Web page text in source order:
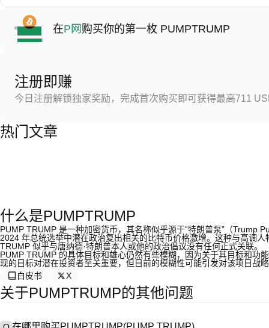
在P网 购买你的第一枚 PUMPTRUMP
注册即赚
今日注册解锁独家奖励，完成首次购买即可获得最高711
热门文章
什么是PUMPTRUMP
PUMP TRUMP 是一种加密货币，其名称似乎源于“特朗普泵”（Trump
2024 年总统选举中潜在政治复出相关的比特币价格激增。这种与高调
TRUMP 似乎与唐纳德·特朗普本人或他的政治倡议没有任何正式关联。
PUMP TRUMP 的具体目标和雄心仍然有些模糊，因为关于其目标和功
现的目标对潜在投资者至关重要，但目前的模糊性可能引发对该项目战
白皮书
X
关于PUMPTRUMP的其他问题